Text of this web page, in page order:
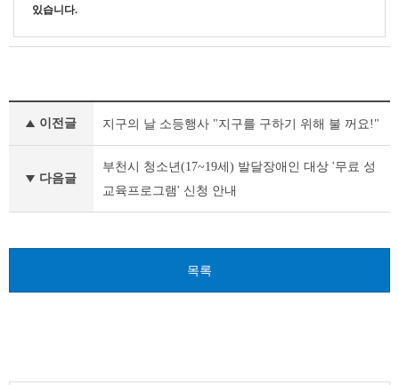
있습니다.
식
다
글
이전글 지구의 날 소등행사 "지구를 구하기 위해 불 꺼요!"
다음글
부천시 청소년(17~19세) 발달장애인 대상 '무료 성
교육프로그램' 신청 안내
목록